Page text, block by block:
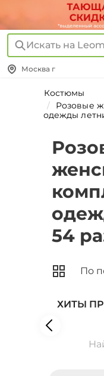
Искать на
Москва г
Костюмы
Розовые
одежды
54
ХИТЫ